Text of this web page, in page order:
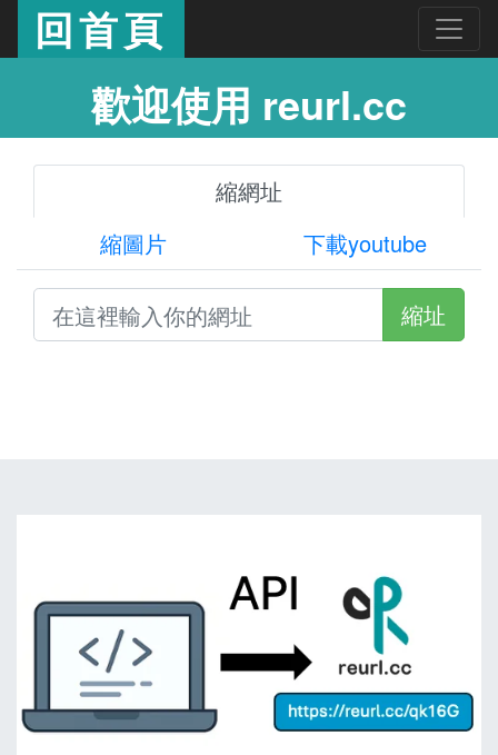
回首頁
歡迎使用 reurl.cc
縮網址
縮圖片
下載youtube
縮址